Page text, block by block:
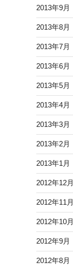
2013年9月
2013年8月
2013年7月
2013年6月
2013年5月
2013年4月
2013年3月
2013年2月
2013年1月
2012年12月
2012年11月
2012年10月
2012年9月
2012年8月